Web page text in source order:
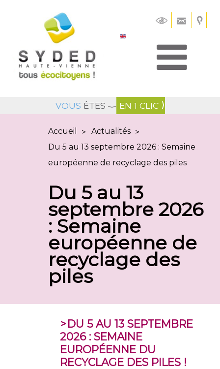
VOUS ÊTES EN 1 CLIC
Accueil > Actualités >
Du 5 au 13 septembre 2026 : Semaine
européenne de recyclage des piles
Du 5 au 13
septembre 2026
: Semaine
européenne de
recyclage des
piles
DU 5 AU 13 SEPTEMBRE
2026 : SEMAINE
EUROPÉENNE DU
RECYCLAGE DES PILES !